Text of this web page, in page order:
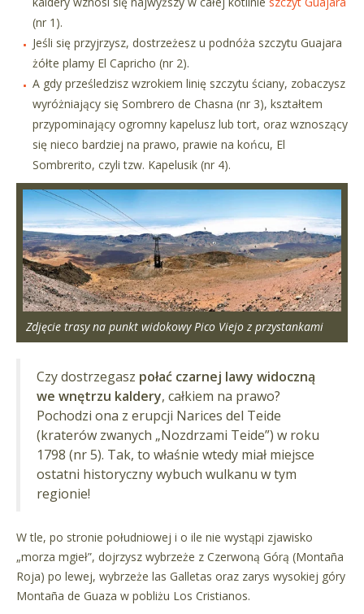
(nr 1).
Jeśli się przyjrzysz, dostrzeżesz u podnóża szczytu Guajara
żółte plamy El Capricho (nr 2).
A gdy prześledzisz wzrokiem linię szczytu ściany, zobaczysz
wyróżniający się Sombrero de Chasna (nr 3), kształtem
przypominający ogromny kapelusz lub tort, oraz wznoszący
się nieco bardziej na prawo, prawie na końcu, El
Sombrerito, czyli tzw. Kapelusik (nr 4).
Zdjęcie trasy na punkt widokowy Pico Viejo z przystankami
Czy dostrzegasz połać czarnej lawy widoczną
we wnętrzu kaldery, całkiem na prawo?
Pochodzi ona z erupcji Narices del Teide
(kraterów zwanych „Nozdrzami Teide”) w roku
1798 (nr 5). Tak, to właśnie wtedy miał miejsce
ostatni historyczny wybuch wulkanu w tym
regionie!
W tle, po stronie południowej i o ile nie wystąpi zjawisko
„morza mgieł”, dojrzysz wybrzeże z Czerwoną Górą (Montaña
Roja) po lewej, wybrzeże las Galletas oraz zarys wysokiej góry
Montaña de Guaza w pobliżu Los Cristianos.